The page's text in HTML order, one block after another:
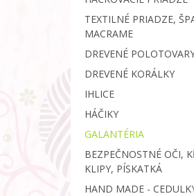
TEXTILNÉ PRIADZE,
MACRAME
DREVENÉ
DREVENÉ KORÁLKY
IHLICE
HÁČIKY
GALANTÉRIA
BEZPEČNOSTNÉ OČI,
KLIPY, PÍSKATKÁ
HAND MADE -